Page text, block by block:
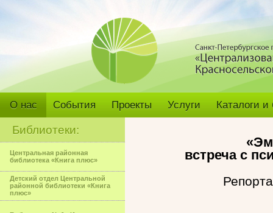
О нас События Проекты Услуги Каталоги
Библиотеки:
Центральная районная
библиотека «Книга плюс»
Детский отдел Центральной
районной библиотеки «Книга
плюс»
встреча с